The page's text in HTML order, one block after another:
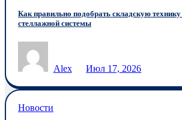
Как правильно подобрать складскую
стеллажной системы
Alex Июл 17, 2026
Новости